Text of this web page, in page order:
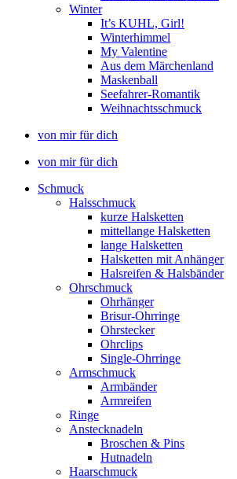
Winter
It’s KUHL, Girl!
Winterhimmel
My Valentine
Aus dem Märchenland
Maskenball
Seefahrer-Romantik
Weihnachtsschmuck
von mir für dich
von mir für dich
Schmuck
Halsschmuck
kurze Halsketten
mittellange Halsketten
lange Halsketten
Halsketten mit Anhänger
Halsreifen & Halsbänder
Ohrschmuck
Ohrhänger
Brisur-Ohrringe
Ohrstecker
Ohrclips
Single-Ohrringe
Armschmuck
Armbänder
Armreifen
Ringe
Anstecknadeln
Broschen & Pins
Hutnadeln
Haarschmuck